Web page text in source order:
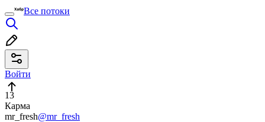
Все потоки
Войти
13
Карма
mr_fresh@mr_fresh